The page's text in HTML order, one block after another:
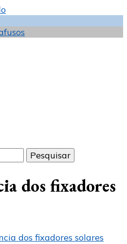
dos fixadores
dos fixadores solares